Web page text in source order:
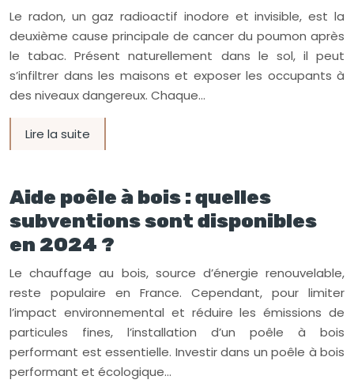
Le radon, un gaz radioactif inodore et invisible, est la
deuxième cause principale de cancer du poumon après
le tabac. Présent naturellement dans le sol, il peut
s’infiltrer dans les maisons et exposer les occupants à
des niveaux dangereux. Chaque…
Lire la suite
Aide poêle à bois : quelles
subventions sont disponibles
en 2024 ?
Le chauffage au bois, source d’énergie renouvelable,
reste populaire en France. Cependant, pour limiter
l’impact environnemental et réduire les émissions de
particules fines, l’installation d’un poêle à bois
performant est essentielle. Investir dans un poêle à bois
performant et écologique…